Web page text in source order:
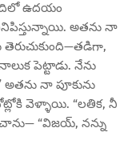
ఉదయం
అతను నా
పెట్టాడు. నేను
నా పూకును
వెళ్ళాయి. “లతిక, నీ
“విజయ్, నన్ను